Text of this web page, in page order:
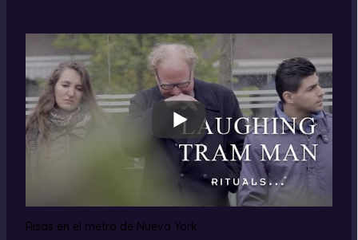
Risas en el metro de Nueva York